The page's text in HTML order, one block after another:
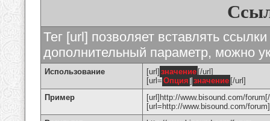
Тег [url] позволяет вставлять
дополнительный параметр, можно
Использование [url] значение [/url]
[url= Опция ] значение [/url]
Пример
[url]http://www.bisound.com/
[url=http://www.bisound.com/